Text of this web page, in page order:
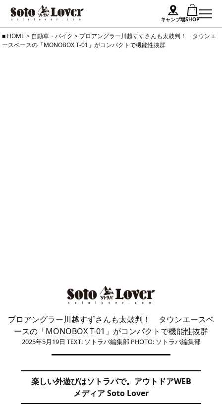
キャンプ場SHOP
SkipHOME > 自動車・バイク > プロアングラー川越すずさんも太鼓判！ タウンエ
ースベースの「MONOBOX T-01」がコンパクトで機能性抜群
プロアングラー川越すずさんも太鼓判！ タウンエースベ
ースの「MONOBOX T-01」がコンパクトで機能性抜群
2025年5月19日 TEXT: ソトラバ編集部 PHOTO: ソトラバ編集部
楽しい外遊びはソトラバで。アウトドアWEB
メディア Soto Lover